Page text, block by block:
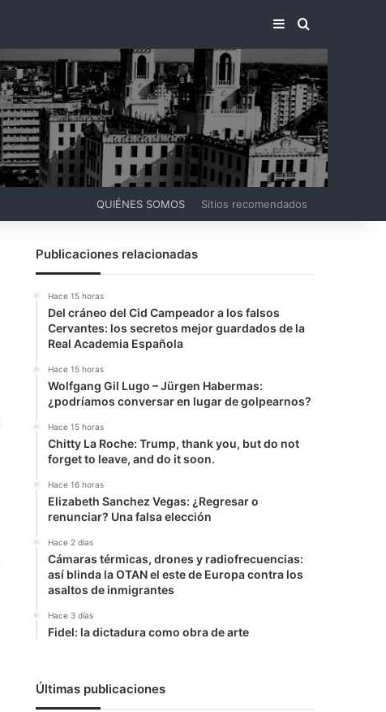
BARRA LATERAL
BUSCAR
QUIÉNES SOMOS Sitios recomendados
Publicaciones relacionadas
Hace 15 horas
Del cráneo del Cid Campeador a los falsos
Cervantes: los secretos mejor guardados de la
Real Academia Española
Hace 15 horas
Wolfgang Gil Lugo – Jürgen Habermas:
¿podríamos conversar en lugar de golpearnos?
Hace 15 horas
Chitty La Roche: Trump, thank you, but do not
forget to leave, and do it soon.
Hace 16 horas
Elizabeth Sanchez Vegas: ¿Regresar o
renunciar? Una falsa elección
Hace 2 días
Cámaras térmicas, drones y radiofrecuencias:
así blinda la OTAN el este de Europa contra los
asaltos de inmigrantes
Hace 3 días
Fidel: la dictadura como obra de arte
Últimas publicaciones